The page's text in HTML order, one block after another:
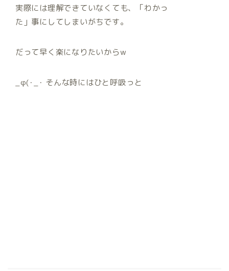
実際には理解できていなくても、「わかっ
た」事にしてしまいがちです。
だって早く楽になりたいからw
_φ(･ ･ そんな時にはひと呼吸っと